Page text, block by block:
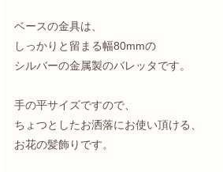
ベースの金具は、
しっかりと留まる幅80mmの
シルバーの金属製のバレッタです。
手の平サイズですので、
ちょつとしたお洒落にお使い頂ける、
お花の髪飾りです。